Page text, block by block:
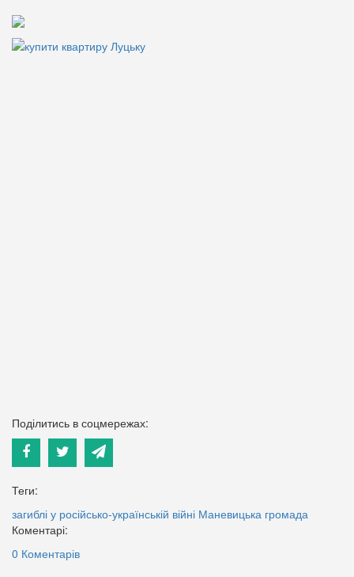
Поділитись в соцмережах:
Теги:
загиблі у російсько-українській війні Маневицька громада
Коментарі:
0 Коментарів